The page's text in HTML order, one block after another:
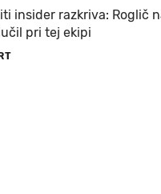
insider razkriva: Roglič
pri tej ekipi